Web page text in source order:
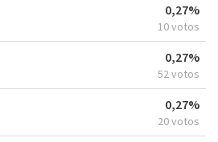
0,27%
10 votos
0,27%
52 votos
0,27%
20 votos